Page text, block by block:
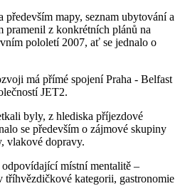
především mapy, seznam ubytování a
pramenil z konkrétních plánů na
pololetí 2007, ať se jednalo o
má přímé spojení Praha - Belfast
JET2.
byly, z hlediska příjezdové
se především o zájmové skupiny
vlakové dopravy.
místní mentalitě –
kategorii, gastronomie